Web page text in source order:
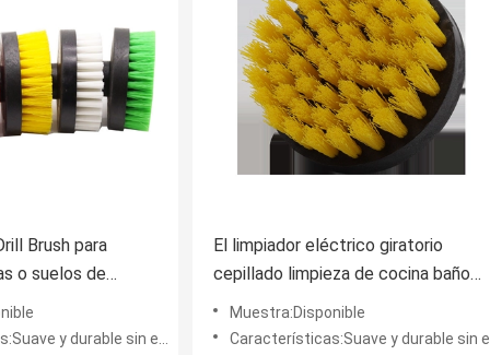
Brush para
o suelos de
y durable sin el rasguño
El limpiador eléctrico giratorio
cepillado limpieza de cocina baño
cepillado limpieza
Muestra:Disponible
Características:Suave y durable sin el rasguño